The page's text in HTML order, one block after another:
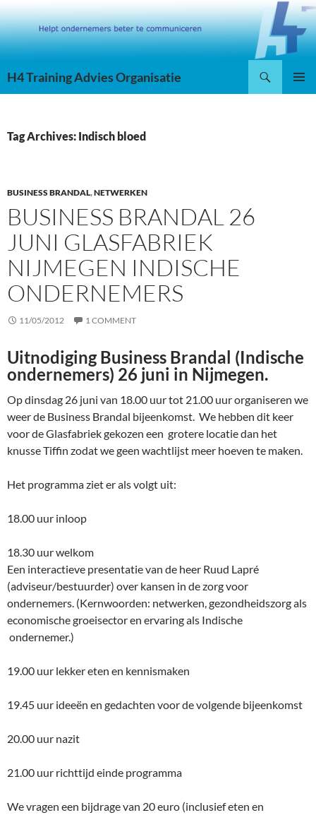
Skip
to
content
H4 Training Advies Organisatie
Tag Archives: Indisch bloed
BUSINESS BRANDAL,NETWERKEN
BUSINESS BRANDAL 26
JUNI GLASFABRIEK
NIJMEGEN INDISCHE
ONDERNEMERS
11/05/2012 1 COMMENT
Uitnodiging Business Brandal (Indische
ondernemers) 26 juni in Nijmegen.
Op dinsdag 26 juni van 18.00 uur tot 21.00 uur organiseren we
weer de Business Brandal bijeenkomst. We hebben dit keer
voor de Glasfabriek gekozen een grotere locatie dan het
knusse Tiffin zodat we geen wachtlijst meer hoeven te maken.
Het programma ziet er als volgt uit:
18.00 uur inloop
18.30 uur welkom
Een interactieve presentatie van de heer Ruud Lapré
(adviseur/bestuurder) over kansen in de zorg voor
ondernemers. (Kernwoorden: netwerken, gezondheidszorg als
economische groeisector en ervaring als Indische
ondernemer.)
19.00 uur lekker eten en kennismaken
19.45 uur ideeën en gedachten voor de volgende bijeenkomst
20.00 uur nazit
21.00 uur richttijd einde programma
We vragen een bijdrage van 20 euro (inclusief eten en